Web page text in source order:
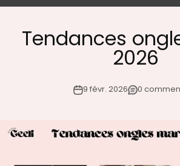
Tendances
2026
9 févr. 2026 0